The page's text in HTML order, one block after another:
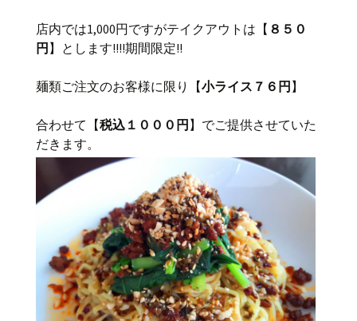
店内では1,000円ですがテイクアウトは【 ８５０
円 】とします!!!!期間限定!!
麺類ご注文のお客様に限り【小ライス７６円 】
合わせて【税込１０００円 】でご提供させていた
だきます。